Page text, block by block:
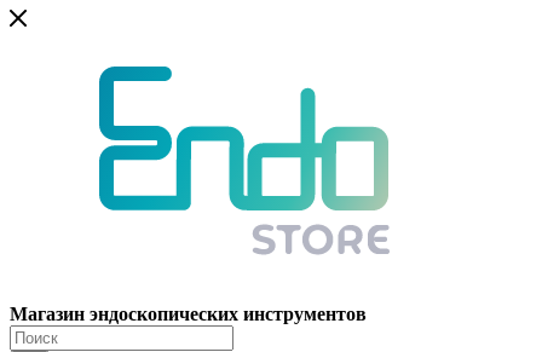
Магазин эндоскопических инструментов